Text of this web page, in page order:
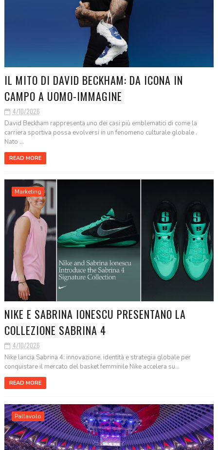
IL MITO DI DAVID BECKHAM: DA ICONA IN
CAMPO A UOMO-IMMAGINE
4/10/2026
David Beckham rappresenta uno dei casi più emblematici di come la
carriera sportiva possa evolversi in un fenomeno culturale globale .
Nato ...
READ MORE
Marketing
NIKE E SABRINA IONESCU PRESENTANO LA
COLLEZIONE SABRINA 4
4/10/2026
Nike lancia Sabrina 4: innovazione, identità e strategia globale per
conquistare il mercato del basket femminile Nike accelera su...
READ MORE
Pallavolo